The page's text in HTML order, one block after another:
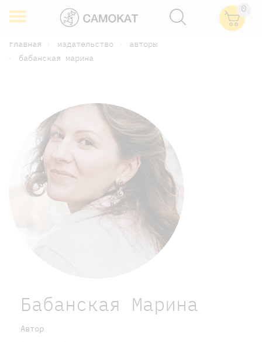
0
главная издательство
авторы
бабанская марина
Бабанская Марина
Автор